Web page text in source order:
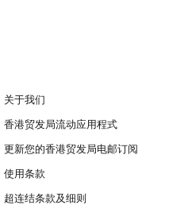
关于我们
香港贸发局流动应用程式
更新您的香港贸发局电邮订阅
使用条款
超连结条款及细则